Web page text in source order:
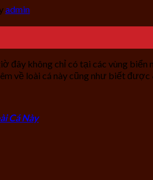
admin
đây không chỉ có tại các vùng biển
về loài cá này cũng như biết được
Cá Này